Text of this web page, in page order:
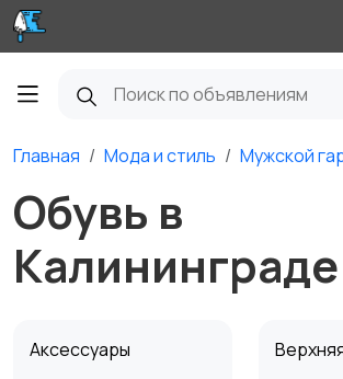
Главная Мода и стиль Мужской
Обувь в
Калининграде
Аксессуары